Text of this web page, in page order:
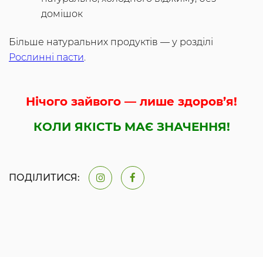
домішок
Більше натуральних продуктів — у розділі
Рослинні пасти.
Нічого зайвого — лише здоров’я!
КОЛИ ЯКІСТЬ МАЄ ЗНАЧЕННЯ!
ПОДІЛИТИСЯ: